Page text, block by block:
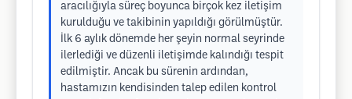
aracılığıyla süreç boyunca birçok kez iletişim
kurulduğu ve takibinin yapıldığı görülmüştür.
İlk 6 aylık dönemde her şeyin normal seyrinde
ilerlediği ve düzenli iletişimde kalındığı tespit
edilmiştir. Ancak bu sürenin ardından,
hastamızın kendisinden talep edilen kontrol